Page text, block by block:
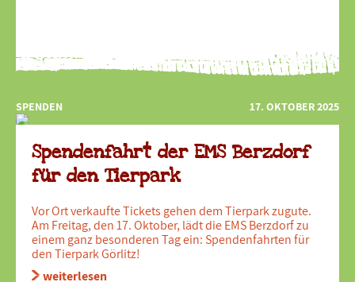
SPENDEN 17. OKTOBER 2025
Spendenfahrt der EMS Berzdorf
für den Tierpark
Vor Ort verkaufte Tickets gehen dem Tierpark zugute.
Am Freitag, den 17. Oktober, lädt die EMS Berzdorf zu
einem ganz besonderen Tag ein: Spendenfahrten für
den Tierpark Görlitz!
weiterlesen